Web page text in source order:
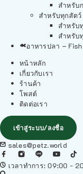
สำหรับ
สำหรับทุกสัต
สำหรับ
สำหรับ
อาหารปลา – Fish
หน้าหลัก
เกี่ยวกับเรา
ร้านค้า
โพสต์
ติดต่อเรา
เข้าสู่ระบบ/ลงชื่อ
sales@petz.world
เวลาทำการ: 09:00 -